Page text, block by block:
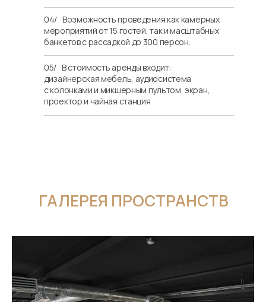
04/ Возможность проведения как камерных
мероприятий от 15 гостей, так и масштабных
банкетов с рассадкой до 300 персон.
05/ В стоимость аренды входит:
дизайнерская мебель, аудиосистема
с колонками и микшерным пультом, экран,
проектор и чайная станция
ГАЛЕРЕЯ ПРОСТРАНСТВ